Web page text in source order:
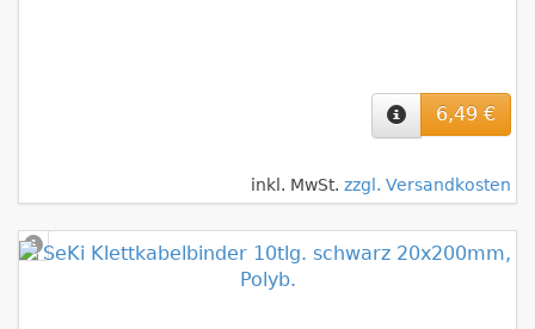
6,49 €
inkl. MwSt. zzgl. Versandkosten